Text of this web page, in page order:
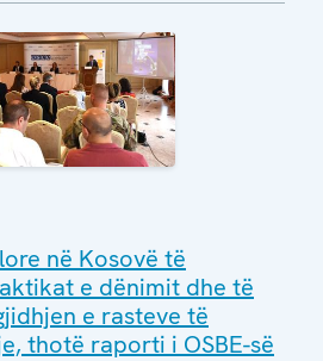
në Kosovë të
e dënimit dhe të
e rasteve të
thotë raporti i OSBE-së